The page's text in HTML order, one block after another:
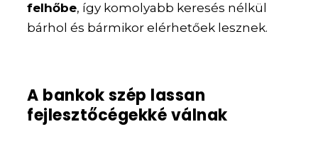
felhőbe, így komolyabb keresés nélkül
bárhol és bármikor elérhetőek lesznek.
A bankok szép lassan
fejlesztőcégekké válnak